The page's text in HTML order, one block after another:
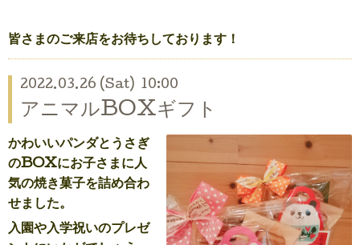
皆さまのご来店をお待ちしております！
2022.03.26 (Sat) 10:00
アニマルBOXギフト
かわいいパンダとうさぎ
のBOXにお子さまに人
気の焼き菓子を詰め合わ
せました。
入園や入学祝いのプレゼ